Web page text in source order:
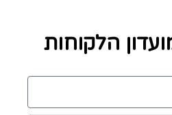
הלקוחות